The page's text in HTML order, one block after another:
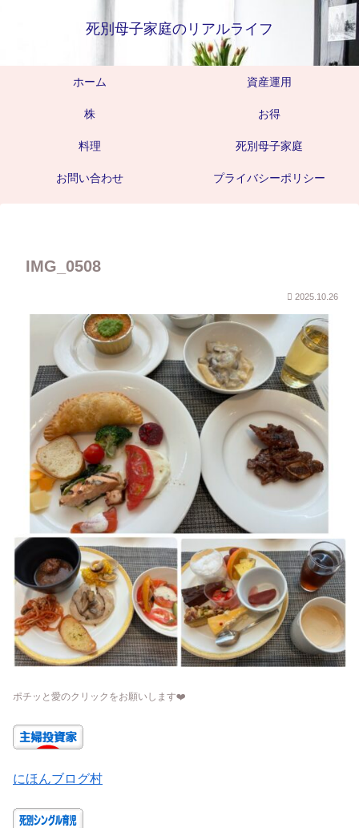
死別母子家庭のリアルライフ
ホーム 資産運用
株 お得
料理 死別母子家庭
お問い合わせ プライバシーポリシー
IMG_0508
2025.10.26
ポチッと愛のクリックをお願いします❤️
にほんブログ村